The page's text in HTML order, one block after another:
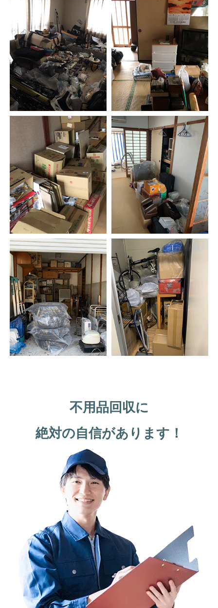
不用品回収に
絶対の自信があります！